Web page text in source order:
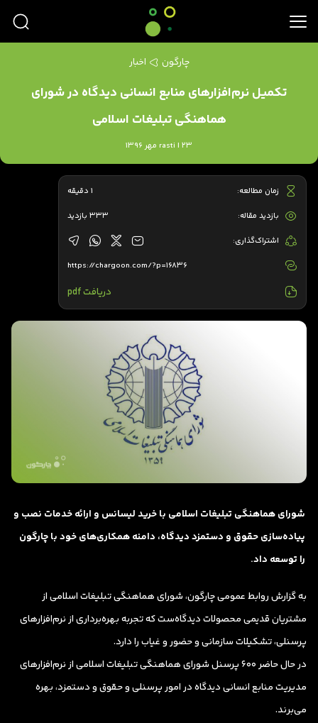
چارگون اخبار
تکمیل نرم‌افزارهای منابع انسانی دیدگاه در شورای
هماهنگی تبلیغات اسلامی
rasti | 23 مهر 1396
شورای هماهنگی تبلیغات اسلامی با خرید لیسانس و ارائه خدمات نصب و
پیاده‌سازی حقوق و دستمزد دیدگاه، دامنه همکاری‌های خود با چارگون
را توسعه داد.
به گزارش روابط عمومی چارگون، شورای هماهنگی تبلیغات اسلامی از
مشتریان قدیمی محصولات دیدگاه‌ست که تجربه بهره‌برداری از نرم‌افزارهای
پرسنلی، تشکیلات سازمانی و حضور و غیاب را دارد.
در حال حاضر 600 پرسنل شورای هماهنگی تبلیغات اسلامی از نرم‌افزارهای
مدیریت منابع انسانی دیدگاه در امور پرسنلی و حقوق و دستمزد، بهر‌ه
می‌برند.
زمان مطالعه: 1 دقیقه
بازدید مقاله: 333 بازدید
اشتراک‌گذاری:
https://chargoon.com/?p=16836
دریافت pdf